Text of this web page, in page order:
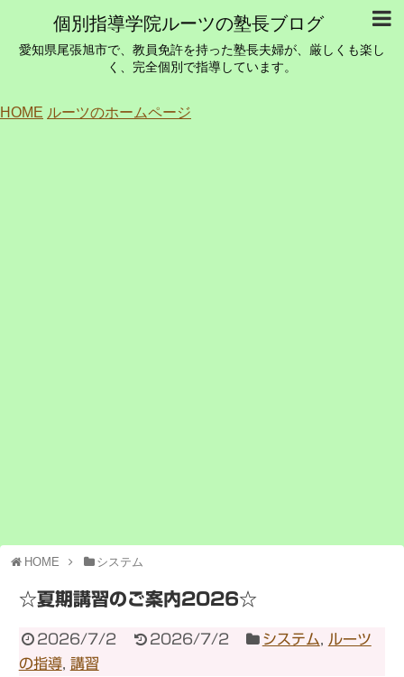
個別指導学院ルーツの塾長ブログ
愛知県尾張旭市で、教員免許を持った塾長夫婦が、厳しくも楽し
く、完全個別で指導しています。
HOME ルーツのホームページ
HOME システム
☆夏期講習のご案内2026☆
2026/7/2 2026/7/2 システム
ルーツ
の指導, 講習